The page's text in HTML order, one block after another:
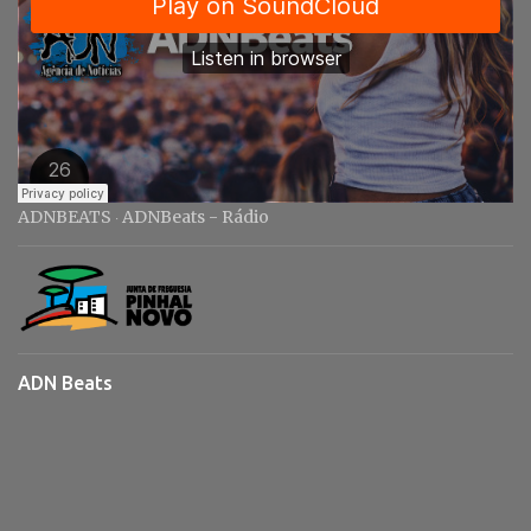
ADNBEATS · ADNBeats - Rádio
ADN Beats